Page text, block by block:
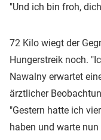
"Und ich bin froh,
72 Kilo wiegt der
Hungerstreik noch.
Nawalny erwartet
ärztlicher
"Gestern hatte ich
haben und warte nun